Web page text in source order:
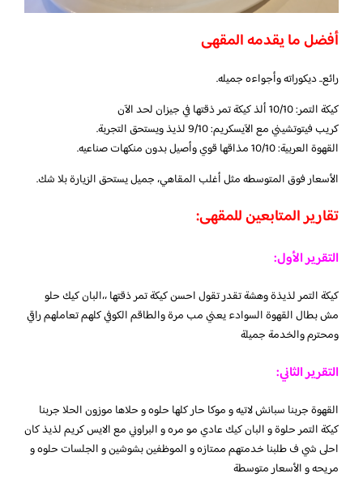
أفضل ما يقدمه المقهى
رائع.. ديكوراته وأجواءه جميله.
كيكة التمر: 10/10 ألذ كيكة تمر ذقتها في جيزان لحد الآن
كريب فيتوتشيني مع الآيسكريم: 9/10 لذيذ ويستحق التجربة.
القهوة العربية: 10/10 مذاقها قوي وأصيل بدون منكهات صناعيه.
الأسعار فوق المتوسطه مثل أغلب المقاهي، جميل يستحق الزيارة بلا شك.
تقارير المتابعين للمقهى:
التقرير الأول:
كيكة التمر لذيذة وهشة تقدر تقول احسن كيكة تمر ذقتها ،،البان كيك حلو
مش بطال القهوة السوادء يعني مب مرة والطاقم الكوفي كلهم تعاملهم راقي
ومحترم والخدمة جميلة
التقرير الثاني:
القهوة جربنا سبانش لاتيه و موكا حار كلها حلوه و حلاها موزون الحلا جربنا
كيكة التمر حلوة و البان كيك عادي مو مره و البراوني مع الايس كريم لذيذ كان
احلى شي ف طلبنا خدمتهم ممتازه و الموظفين بشوشين و الجلسات حلوه و
مريحه و الأسعار متوسطة